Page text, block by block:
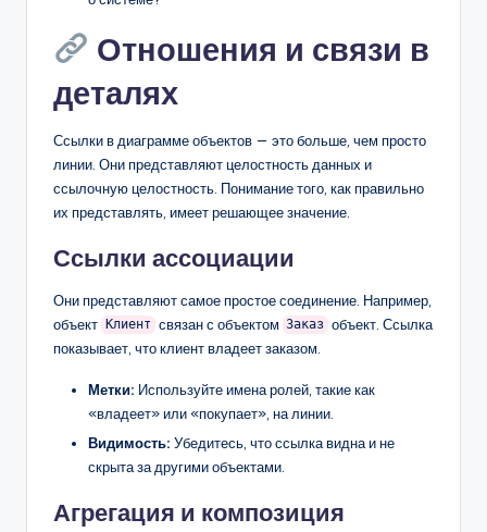
Отношения и связи в
деталях
Ссылки в диаграмме объектов — это больше, чем просто
линии. Они представляют целостность данных и
ссылочную целостность. Понимание того, как правильно
их представлять, имеет решающее значение.
Ссылки ассоциации
Они представляют самое простое соединение. Например,
объект
Клиент связан с объектом Заказ объект. Ссылка
показывает, что клиент владеет заказом.
Метки: Используйте имена ролей, такие как
«владеет» или «покупает», на линии.
Видимость: Убедитесь, что ссылка видна и не
скрыта за другими объектами.
Агрегация и композиция